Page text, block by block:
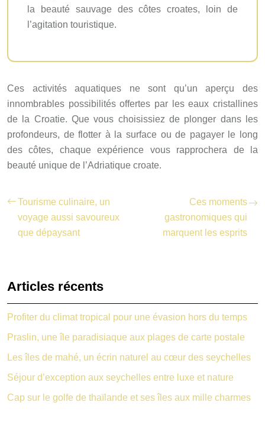
la beauté sauvage des côtes croates, loin de
l’agitation touristique.
Ces activités aquatiques ne sont qu’un aperçu des
innombrables possibilités offertes par les eaux cristallines
de la Croatie. Que vous choisissiez de plonger dans les
profondeurs, de flotter à la surface ou de pagayer le long
des côtes, chaque expérience vous rapprochera de la
beauté unique de l’Adriatique croate.
Tourisme culinaire, un
voyage aussi savoureux
que dépaysant
Ces moments
gastronomiques qui
marquent les esprits
Articles récents
Profiter du climat tropical pour une évasion hors du temps
Praslin, une île paradisiaque aux plages de carte postale
Les îles de mahé, un écrin naturel au cœur des seychelles
Séjour d’exception aux seychelles entre luxe et nature
Cap sur le golfe de thaïlande et ses îles aux mille charmes